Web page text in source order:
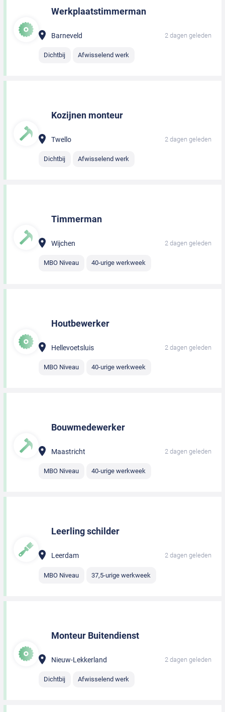
Werkplaatstimmerman
Barneveld 2 dagen geleden
Dichtbij Afwisselend werk
Kozijnen monteur
Twello 2 dagen geleden
Dichtbij Afwisselend werk
Timmerman
Wijchen 2 dagen geleden
MBO Niveau 40-urige werkweek
Houtbewerker
Hellevoetsluis 2 dagen geleden
MBO Niveau 40-urige werkweek
Bouwmedewerker
Maastricht 2 dagen geleden
MBO Niveau 40-urige werkweek
Leerling schilder
Leerdam 2 dagen geleden
MBO Niveau 37,5-urige werkweek
Monteur Buitendienst
Nieuw-Lekkerland 2 dagen geleden
Dichtbij Afwisselend werk